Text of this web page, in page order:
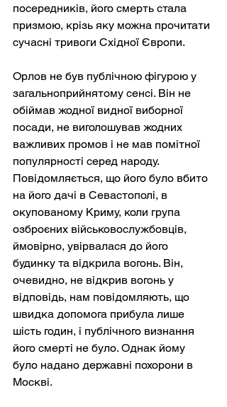
посередників, його смерть стала
призмою, крізь яку можна прочитати
сучасні тривоги Східної Європи.
Орлов не був публічною фігурою у
загальноприйнятому сенсі. Він не
обіймав жодної видної виборної
посади, не виголошував жодних
важливих промов і не мав помітної
популярності серед народу.
Повідомляється, що його було вбито
на його дачі в Севастополі, в
окупованому Криму, коли група
озброєних військовослужбовців,
ймовірно, увірвалася до його
будинку та відкрила вогонь. Він,
очевидно, не відкрив вогонь у
відповідь, нам повідомляють, що
швидка допомога прибула лише
шість годин, і публічного визнання
його смерті не було. Однак йому
було надано державні похорони в
Москві.